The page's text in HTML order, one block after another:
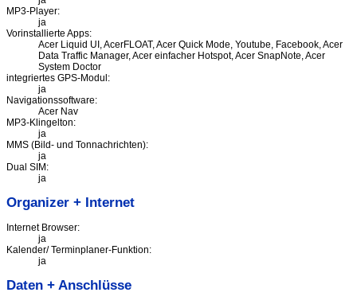
MP3-Player:
ja
Vorinstallierte Apps:
Acer Liquid UI, AcerFLOAT, Acer Quick Mode, Youtube, Facebook, Acer
Data Traffic Manager, Acer einfacher Hotspot, Acer SnapNote, Acer
System Doctor
integriertes GPS-Modul:
ja
Navigationssoftware:
Acer Nav
MP3-Klingelton:
ja
MMS (Bild- und Tonnachrichten):
ja
Dual SIM:
ja
Organizer + Internet
Internet Browser:
ja
Kalender/ Terminplaner-Funktion:
ja
Daten + Anschlüsse